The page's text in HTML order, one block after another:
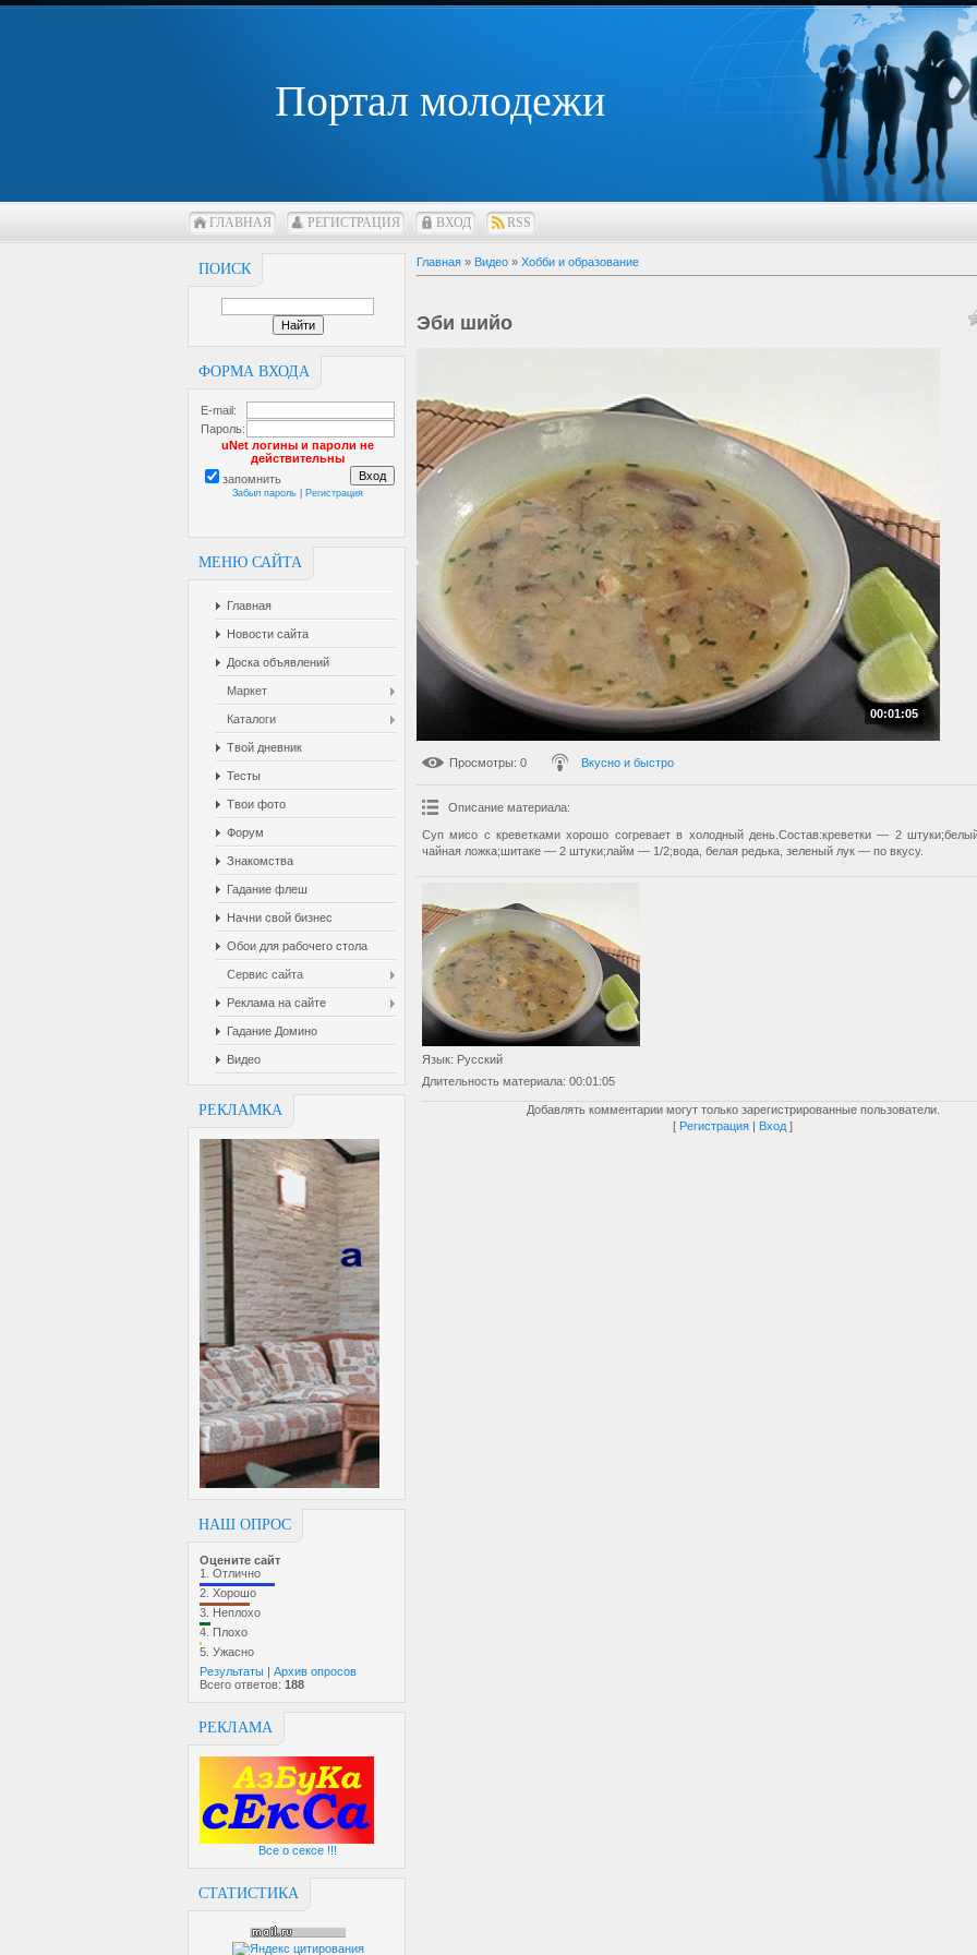
Портал молодежи
ГЛАВНАЯ РЕГИСТРАЦИЯ ВХОД RSS
ПОИСК
ФОРМА ВХОДА
E-mail:
Пароль:
uNet логины и пароли не
действительны
запомнить
Забыл пароль Регистрация
МЕНЮ САЙТА
Главная
Новости сайта
Доска объявлений
Маркет
Каталоги
Твой дневник
Тесты
Твои фото
Форум
Знакомства
Гадание флеш
Начни свой бизнес
Обои для рабочего стола
Сервис сайта
Реклама на сайте
Гадание Домино
Видео
РЕКЛАМКА
НАШ ОПРОС
Оцените сайт
1. Отлично
2. Хорошо
3. Неплохо
4. Плохо
5. Ужасно
Результаты | Архив опросов
Всего ответов: 188
РЕКЛАМА
Все о сексе !!!
СТАТИСТИКА
Главная » Видео » Хобби и образование
Эби шийо
00:01:05
Просмотры: 0 Вкусно и быстро
Описание материала:
Суп мисо с креветками хорошо согревает в холодный день.Состав:креветки — 2
чайная ложка;шитаке — 2 штуки;лайм — 1/2;вода, белая редька, зеленый лук — по вкусу.
Язык: Русский
Длительность материала: 00:01:05
Добавлять комментарии могут только зарегистрированные пользователи.
[ Регистрация | Вход ]